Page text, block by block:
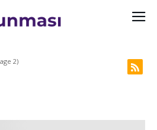
2)